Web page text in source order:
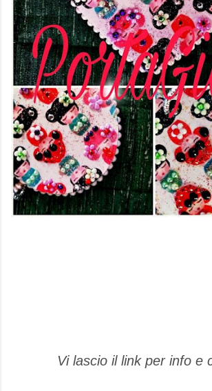
Vi lascio il link per info e